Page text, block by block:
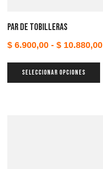
Par de Tobilleras
$ 6.900,00 - $ 10.880,00
SELECCIONAR OPCIONES